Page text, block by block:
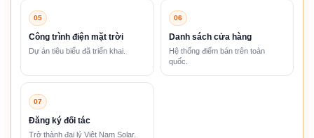
05
Công trình điện mặt trời
Dự án tiêu biểu đã triển khai.
06
Danh sách cửa hàng
Hệ thống điểm bán trên toàn
quốc.
07
Đăng ký đối tác
Trở thành đại lý Việt Nam Solar.